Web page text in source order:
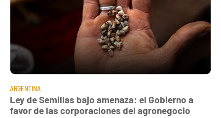
ARGENTINA
Ley de Semillas bajo amenaza: el Gobierno a
favor de las corporaciones del agronegocio